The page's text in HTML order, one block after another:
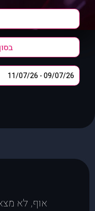
אוף, לא